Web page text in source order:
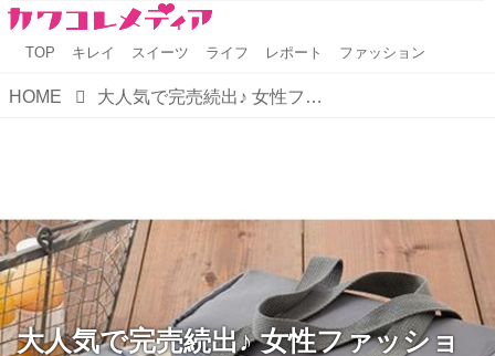
TOP キレイ スイーツ ライフ レポート ファッション
HOME 大人気で完売続出♪ 女性ファッション雑誌「GLOW」の付録、DEAN&DELUCA保冷バッグが今年は2個セットになって登場!
大人気で完売続出♪ 女性ファッショ